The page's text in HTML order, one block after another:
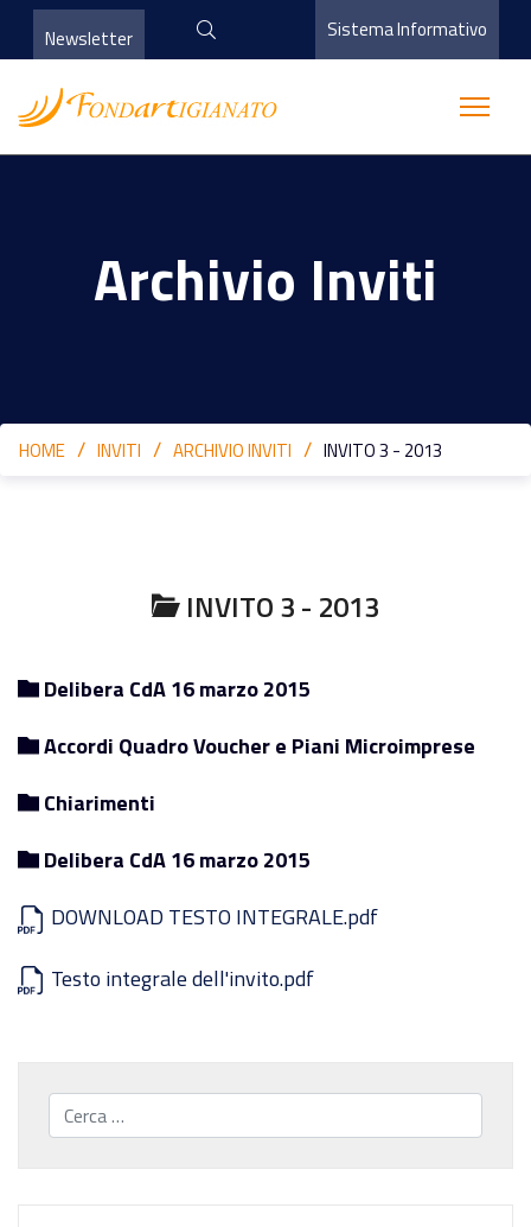
Newsletter Sistema Informativo
Archivio Inviti
HOME INVITI ARCHIVIO INVITI INVITO 3 - 2013
INVITO 3 - 2013
Delibera CdA 16 marzo 2015
Accordi Quadro Voucher e Piani Microimprese
Chiarimenti
Delibera CdA 16 marzo 2015
DOWNLOAD TESTO INTEGRALE.pdf
Testo integrale dell'invito.pdf
Cerca...